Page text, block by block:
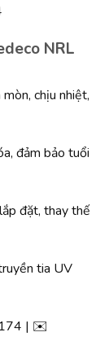
NRL
chịu nhiệt,
đảm bảo tuổi
đặt, thay thế
tia UV
| ✉️